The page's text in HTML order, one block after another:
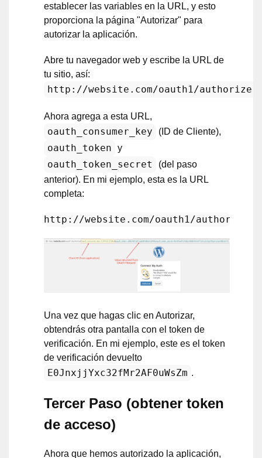
establecer las variables en la URL, y esto
proporciona la página "Autorizar" para
autorizar la aplicación.
Abre tu navegador web y escribe la URL de
tu sitio, así:
http://website.com/oauth1/authorize
Ahora agrega a esta URL,
oauth_consumer_key (ID de Cliente),
oauth_token y
oauth_token_secret
(del paso
anterior). En mi ejemplo, esta es la URL
completa:
Una vez que hagas clic en Autorizar,
obtendrás otra pantalla con el token de
verificación. En mi ejemplo, este es el token
de verificación devuelto
E0JnxjjYxc32fMr2AF0uWsZm .
Tercer Paso (obtener token
de acceso)
Ahora que hemos autorizado la aplicación,